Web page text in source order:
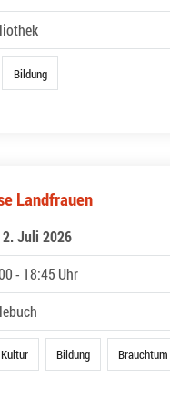
Bildung
Landfrauen
2. Juli 2026
- 18:45 Uhr
Kultur Bildung Brauchtum